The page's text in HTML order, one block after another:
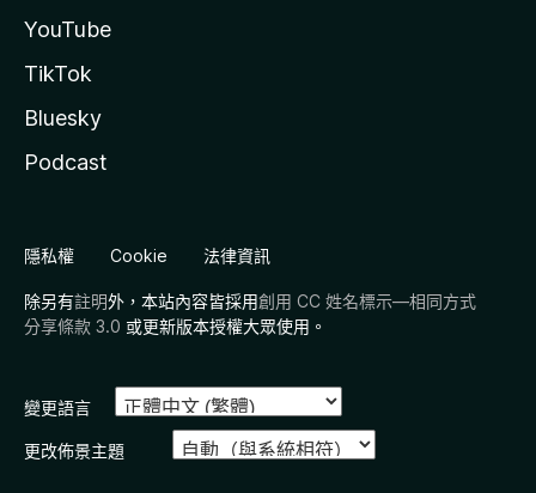
YouTube
TikTok
Bluesky
Podcast
隱私權 Cookie 法律資訊
除另有註明外，本站內容皆採用創用 CC 姓名標示—相同方式
分享條款 3.0 或更新版本授權大眾使用。
變更語言
更改佈景主題